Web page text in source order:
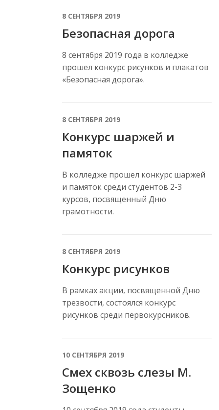
8 СЕНТЯБРЯ 2019
Безопасная дорога
8 сентября 2019 года в колледже
прошел конкурс рисунков и плакатов
«Безопасная дорога».
8 СЕНТЯБРЯ 2019
Конкурс шаржей и
памяток
В колледже прошел конкурс шаржей
и памяток среди студентов 2-3
курсов, посвященный Дню
грамотности.
8 СЕНТЯБРЯ 2019
Конкурс рисунков
В рамках акции, посвященной Дню
трезвости, состоялся конкурс
рисунков среди первокурсников.
10 СЕНТЯБРЯ 2019
Смех сквозь слезы М.
Зощенко